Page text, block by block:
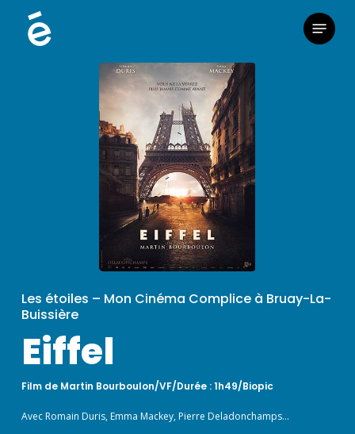
Menu
Les étoiles – Mon Cinéma Complice à Bruay-La-
Buissière
Eiffel
Film de Martin Bourboulon/VF/Durée : 1h49/Biopic
Avec Romain Duris, Emma Mackey, Pierre Deladonchamps…